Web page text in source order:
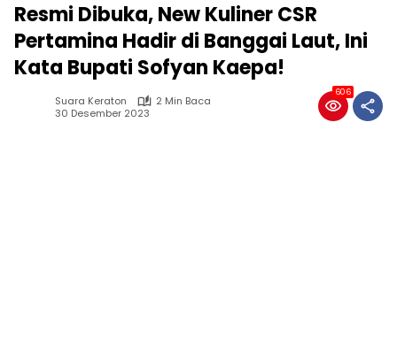
Resmi Dibuka, New Kuliner CSR
Pertamina Hadir di Banggai Laut, Ini
Kata Bupati Sofyan Kaepa!
Suara Keraton
2 Min Baca
30 Desember 2023
606